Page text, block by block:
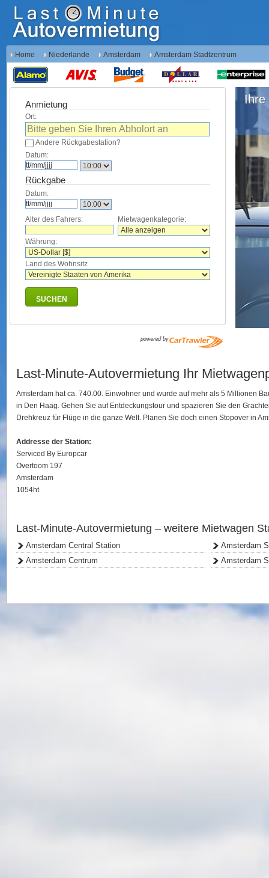
Home Niederlande Amsterdam Amsterdam Stadtzentrum
Anmietung
Ort:
Andere Rückgabestation?
Datum:
Rückgabe
Datum:
Alter des Fahrers: Mietwagenkategorie:
Währung:
Land des Wohnsitz
SUCHEN
Ihre
Last-Minute-Autovermietung Ihr
Amsterdam hat ca. 740.00. Einwohner und wurde auf mehr als 5 Millionen
in Den Haag. Gehen Sie auf Entdeckungstour und spazieren Sie den
Drehkreuz für Flüge in die ganze Welt. Planen Sie doch einen Stopover in
Addresse der Station:
Serviced By Europcar
Overtoom 197
Amsterdam
1054ht
Last-Minute-Autovermietung – weitere Mietwagen
Amsterdam Central Station
Amsterdam Centrum
Amsterdam
Amsterdam